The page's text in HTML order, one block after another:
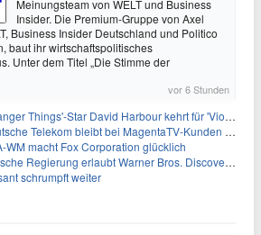
Meinungsteam von WELT und Business
Insider. Die Premium-Gruppe von Axel
Business Insider Deutschland und Politico
baut ihr wirtschaftspolitisches
Unter dem Titel „Die Stimme der
vor 6 Stunden
Things'-Star David Harbour kehrt für 'Violent Night 2' zurück – Kristen Bell stößt zur Besetzung
Telekom bleibt bei MagentaTV-Kunden vage
WM macht Fox Corporation glücklich
Regierung erlaubt Warner Bros. Discovery-Übernahme
schrumpft weiter